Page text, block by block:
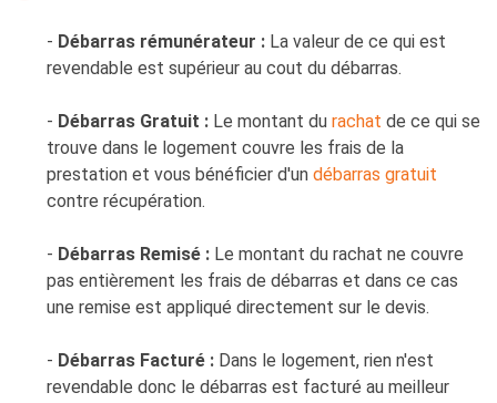
- Débarras rémunérateur : La valeur de ce qui est
revendable est supérieur au cout du débarras.
- Débarras Gratuit : Le montant du rachat de ce qui se
trouve dans le logement couvre les frais de la
prestation et vous bénéficier d'un débarras gratuit
contre récupération.
- Débarras Remisé : Le montant du rachat ne couvre
pas entièrement les frais de débarras et dans ce cas
une remise est appliqué directement sur le devis.
- Débarras Facturé : Dans le logement, rien n'est
revendable donc le débarras est facturé au meilleur